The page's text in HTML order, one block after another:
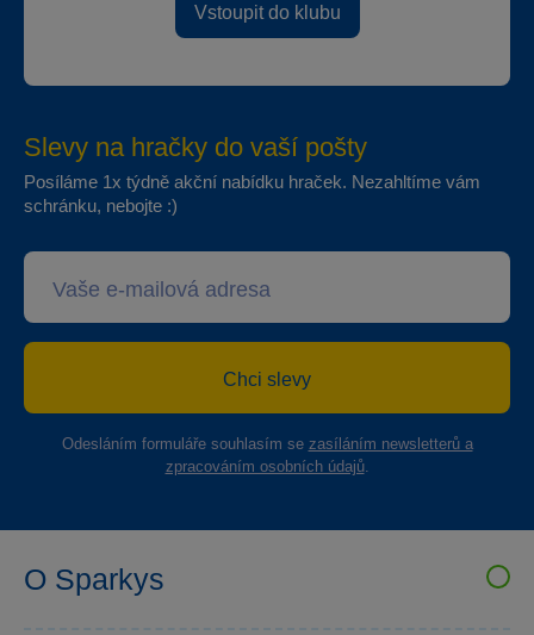
Vstoupit do klubu
Slevy na hračky do vaší pošty
Posíláme 1x týdně akční nabídku hraček. Nezahltíme vám
schránku, nebojte :)
Chci slevy
Odesláním formuláře souhlasím se zasíláním newsletterů a
zpracováním osobních údajů.
O Sparkys